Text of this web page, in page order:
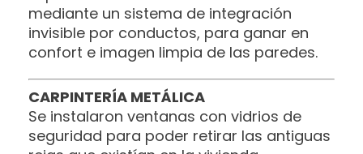
mediante un sistema de integración
invisible por conductos, para ganar en
confort e imagen limpia de las paredes.
CARPINTERÍA METÁLICA
Se instalaron ventanas con vidrios de
seguridad para poder retirar las antiguas